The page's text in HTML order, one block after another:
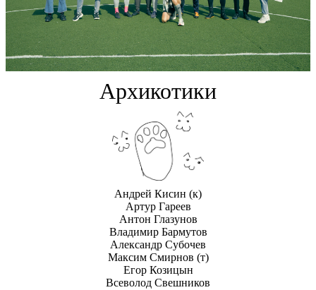
Архикотики
Андрей Кисин (к)
Артур Гареев
Антон Глазунов
Владимир Бармутов
Александр Субочев
Максим Смирнов (т)
Егор Козицын
Всеволод Свешников